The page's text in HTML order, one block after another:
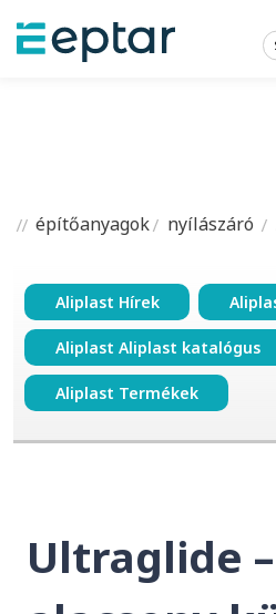
építőanyagok nyílászáró
Aliplast Hírek
Aliplast Aliplast katalógus
Aliplast Termékek
Ultraglide –